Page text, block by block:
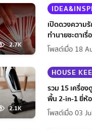
2.7K
เปิดดวงความ
ทำนายชะตาเรื่
ยังไงนะ
โพสต์เมื่อ 18
2.1K
HOUSE
รวม 15 เครื่อ
พื้น 2-in-1 ยี่ห้
ที่สุดในปี 2568
โพสต์เมื่อ 03